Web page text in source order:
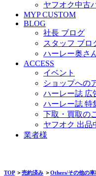
ヤフオク中古
MYP CUSTOM
BLOG
社長 ブログ
スタッフ ブロ
ハーレー奥さ
ACCESS
イベント
ショップへの
ハーレー誌 広
ハーレー誌 特
下取・買取の
ヤフオク 出品
業者様
TOP＞売約済み ＞Others/その他の車